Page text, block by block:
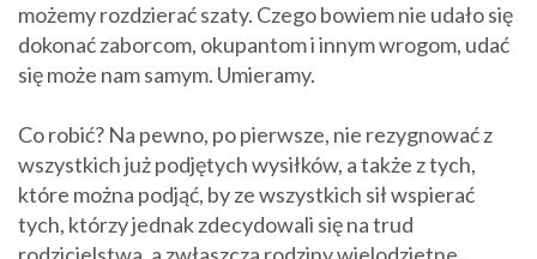
możemy rozdzierać szaty. Czego bowiem nie udało się
dokonać zaborcom, okupantom i innym wrogom, udać
się może nam samym. Umieramy.
Co robić? Na pewno, po pierwsze, nie rezygnować z
wszystkich już podjętych wysiłków, a także z tych,
które można podjąć, by ze wszystkich sił wspierać
tych, którzy jednak zdecydowali się na trud